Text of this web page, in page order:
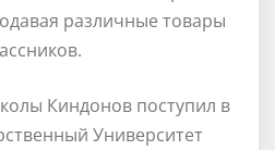
различные товары
Киндонов поступил в
Университет